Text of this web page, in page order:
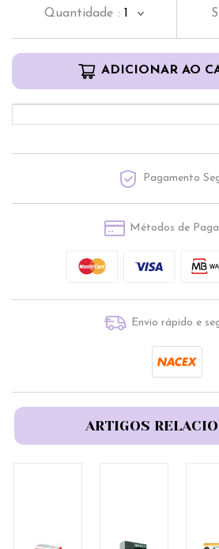
Quantidade : 1
ADICIONAR AO
Pagamento
Métodos de
Envio rápido e
ARTIGOS